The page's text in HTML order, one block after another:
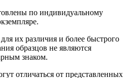
по индивидуальному
их различия и более быстрого
образцов не являются
знаком.
отличаться от представленных